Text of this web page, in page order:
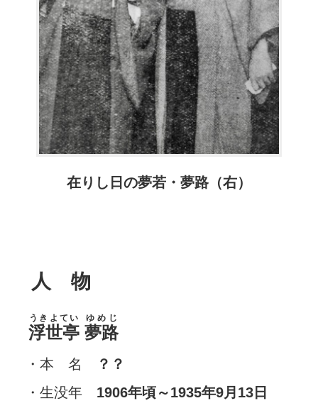
在りし日の夢若・夢路（右）
人 物
浮世亭
うきよてい
夢路
ゆめじ
・本 名
？？
・生没年 1906年頃～1935年9月13日